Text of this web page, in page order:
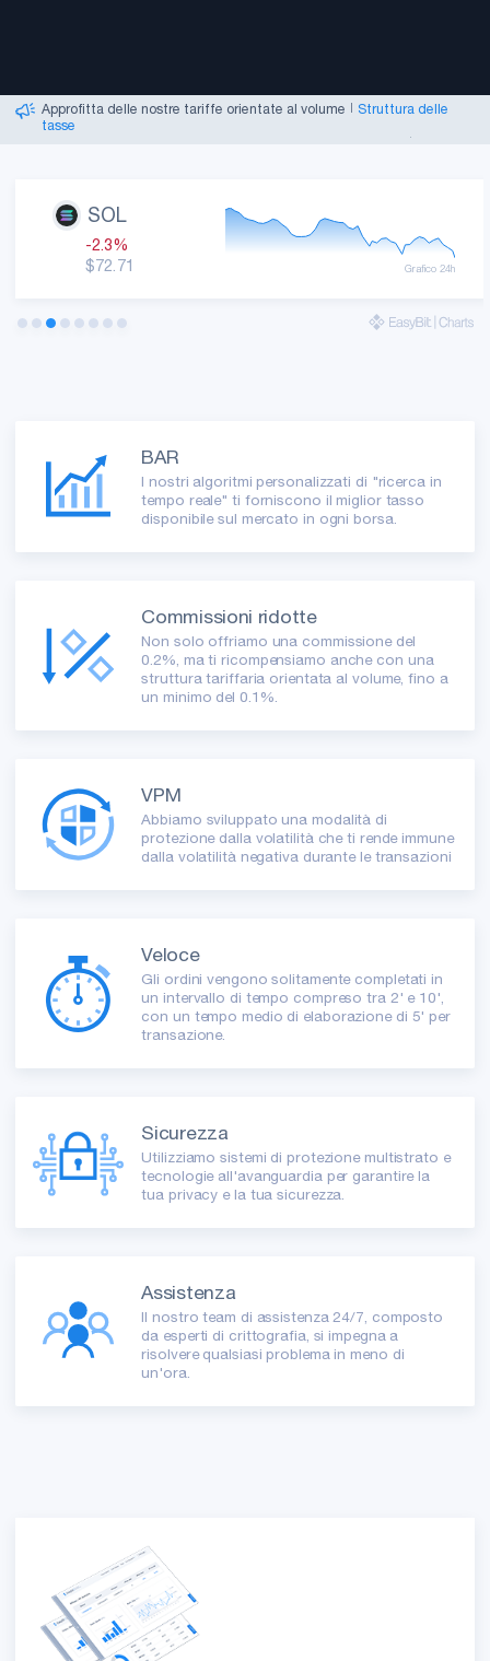
Approfitta delle nostre tariffe orientate al volume | Struttura delle
tasse
|
Stiamo assumendo agenti di supporto!
Inizia la tua carriera
SOL
-2.3%
$72.71 Grafico 24h
BAR
I nostri algoritmi personalizzati di "ricerca in
tempo reale" ti forniscono il miglior tasso
disponibile sul mercato in ogni borsa.
Commissioni ridotte
Non solo offriamo una commissione del
0.2%, ma ti ricompensiamo anche con una
struttura tariffaria orientata al volume, fino a
un minimo del 0.1%.
VPM
Abbiamo sviluppato una modalità di
protezione dalla volatilità che ti rende immune
dalla volatilità negativa durante le transazioni
Veloce
Gli ordini vengono solitamente completati in
un intervallo di tempo compreso tra 2' e 10',
con un tempo medio di elaborazione di 5' per
transazione.
Sicurezza
Utilizziamo sistemi di protezione multistrato e
tecnologie all'avanguardia per garantire la
tua privacy e la tua sicurezza.
Assistenza
Il nostro team di assistenza 24/7, composto
da esperti di crittografia, si impegna a
risolvere qualsiasi problema in meno di
un'ora.